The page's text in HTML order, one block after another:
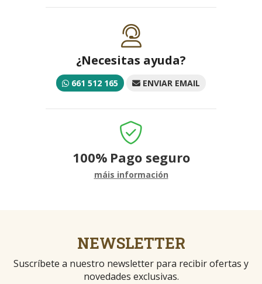
¿Necesitas ayuda?
661 512 165 ENVIAR EMAIL
100% Pago seguro
máis información
NEWSLETTER
Suscríbete a nuestro newsletter para recibir ofertas y
novedades exclusivas.